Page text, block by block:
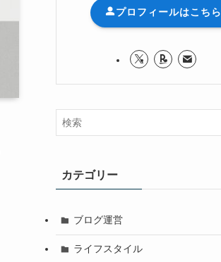
プロフィールはこちら
カテゴリー
ブログ運営
ライフスタイル